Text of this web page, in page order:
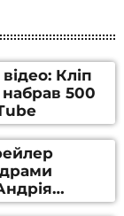
Кліп
набрав 500
драми